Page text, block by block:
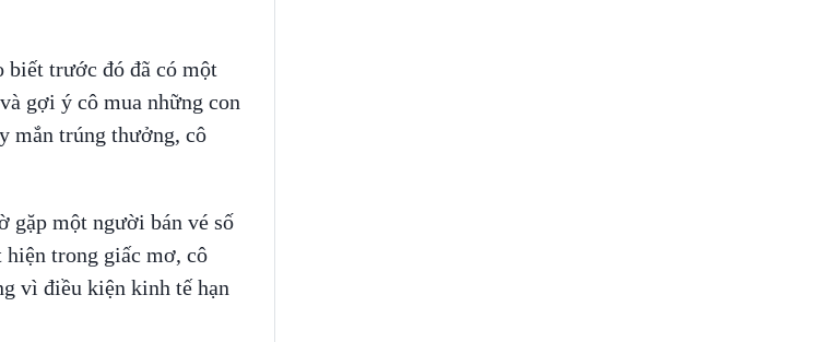
biết trước đó đã có một
gợi ý cô mua những con
mắn trúng thưởng, cô
gặp một người bán vé số
trong giấc mơ, cô
vì điều kiện kinh tế hạn